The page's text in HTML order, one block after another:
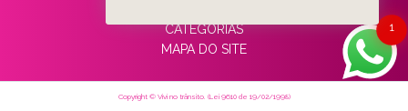
CATEGORIAS
MAPA DO SITE
Copyright © Vivi no trânsito. (Lei 9610 de 19/02/1998)
1